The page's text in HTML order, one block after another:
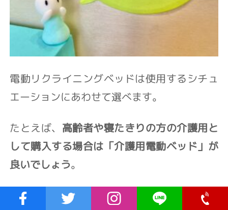
電動リクライニングベッドは使用するシチュ
エーションにあわせて選べます。
たとえば、 高齢者や寝たきりの方の介護用と
して購入する場合は「介護用電動ベッド」が
良いでしょう。
介護する方の体の負担を軽減するための工夫